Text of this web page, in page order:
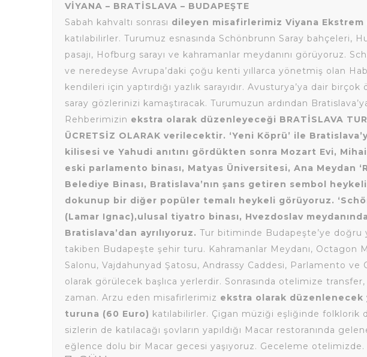
VİYANA – BRATİSLAVA – BUDAPEŞTE
Sabah kahvaltı sonrası dileyen misafirlerimiz Viyana Ekstrem
katılabilirler. Turumuz esnasında Schönbrunn Saray bahçeleri,
pasajı, Hofburg sarayı ve kahramanlar meydanını görüyoruz.
ve neredeyse Avrupa’daki çoğu kenti yıllarca yönetmiş olan
kendileri için yaptırdığı yazlık sarayıdır. Avusturya’ya dair birçok
saray gözlerinizi kamaştıracak. Turumuzun ardından
Rehberimizin ekstra olarak düzenleyeceği BRATİSLAVA
ÜCRETSİZ OLARAK verilecektir. ‘Yeni Köprü’ ile
kilisesi ve Yahudi anıtını gördükten sonra Mozart Evi,
eski parlamento binası, Matyas Üniversitesi, Ana Meydan
Belediye Binası, Bratislava’nın şans getiren sembol heykeli
dokunup bir diğer popüler temalı heykeli görüyoruz.
(Lamar Ignac),ulusal tiyatro binası, Hvezdoslav
Bratislava’dan ayrılıyoruz. Tur bitiminde Budapeşte’ye doğru
takiben Budapeşte şehir turu. Kahramanlar Meydanı, Octagon
Salonu, Vajdahunyad Şatosu, Andrassy Caddesi, Parlamento
olarak görülecek başlıca yerlerdir. Sonrasında otelimize
zaman. Arzu eden misafirlerimiz ekstra olarak düzenlenecek
turuna (60 Euro) katılabilirler. Çigan müziği eşliğinde folklorik
sizlerin de katılacağı şovların yapıldığı Macar restoranında
eğlence dolu bir Macar gecesi yaşıyoruz. Geceleme otelimizde.